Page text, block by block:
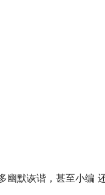
幽默诙谐，甚至小编